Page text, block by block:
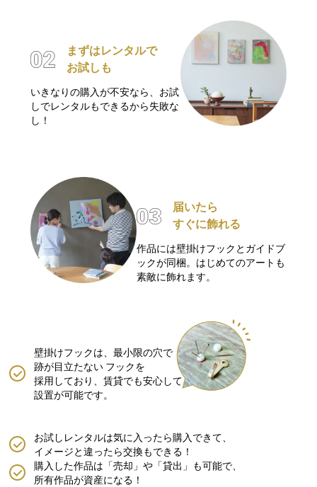
まずはレンタルで
お試しも
いきなりの購入が不安なら、お試
しでレンタルもできるから失敗な
し！
届いたら
すぐに飾れる
作品には壁掛けフックとガイドブ
ックが同梱。はじめてのアートも
素敵に飾れます。
壁掛けフックは、最小限の穴で
跡が目立たない フックを
採用しており、賃貸でも安心して
設置が可能です。
購入した作品は「売却」や「貸出」も可能で、
所有作品が資産になる！
お試しレンタルは気に入ったら購入できて、
イメージと違ったら交換もできる！